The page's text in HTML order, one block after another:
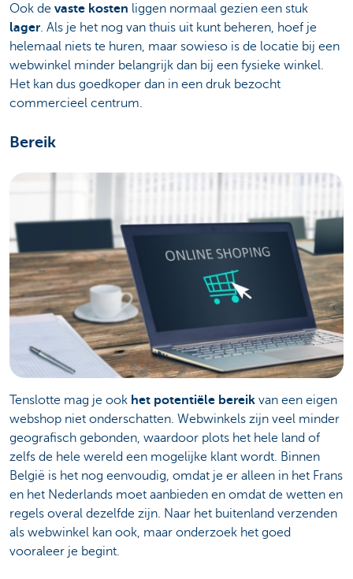
Ook de vaste kosten liggen normaal gezien een stuk
lager. Als je het nog van thuis uit kunt beheren, hoef je
helemaal niets te huren, maar sowieso is de locatie bij een
webwinkel minder belangrijk dan bij een fysieke winkel.
Het kan dus goedkoper dan in een druk bezocht
commercieel centrum.
Bereik
Tenslotte mag je ook het potentiële bereik van een eigen
webshop niet onderschatten. Webwinkels zijn veel minder
geografisch gebonden, waardoor plots het hele land of
zelfs de hele wereld een mogelijke klant wordt. Binnen
België is het nog eenvoudig, omdat je er alleen in het Frans
en het Nederlands moet aanbieden en omdat de wetten en
regels overal dezelfde zijn. Naar het buitenland verzenden
als webwinkel kan ook, maar onderzoek het goed
vooraleer je begint.